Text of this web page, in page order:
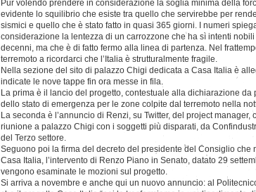
Pur volendo prendere in considerazione la soglia minima della
evidente lo squilibrio che esiste tra quello che servirebbe per
sismici e quello che è stato fatto in quasi 365 giorni. I numeri
considerazione la lentezza di un carrozzone che ha sì intenti
decenni, ma che è di fatto fermo alla linea di partenza. Nel
terremoto a ricordarci che l’Italia è strutturalmente fragile.
Nella sezione del sito di palazzo Chigi dedicata a Casa Italia è
indicate le nove tappe fin ora messe in fila.
La prima è il lancio del progetto, contestuale alla dichiarazione
dello stato di emergenza per le zone colpite dal terremoto nella
La seconda è l’annuncio di Renzi, su Twitter, del project manager,
riunione a palazzo Chigi con i soggetti più disparati, da
del Terzo settore.
Seguono poi la firma del decreto del presidente del Consiglio che
Casa Italia, l’intervento di Renzo Piano in Senato, datato 29
vengono esaminate le mozioni sul progetto.
Si arriva a novembre e anche qui un nuovo annuncio: al